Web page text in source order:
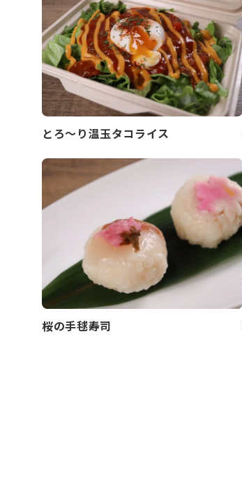
とろ～り温玉タコライス
桜の手毬寿司